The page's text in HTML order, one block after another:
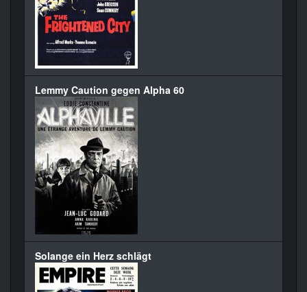
Lemmy Caution gegen Alpha 60
Solange ein Herz schlägt